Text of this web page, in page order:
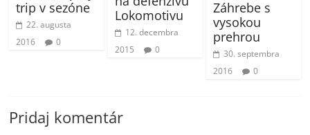
trip v sezóne
22. augusta
2016
0
Lokomotivu
12. decembra
2015
0
Záhrebe s
vysokou
prehrou
30. septembra
2016
0
Pridaj komentár